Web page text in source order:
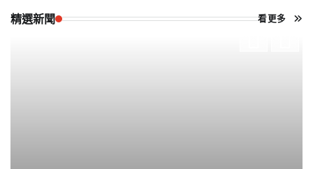
精選新聞 看更多